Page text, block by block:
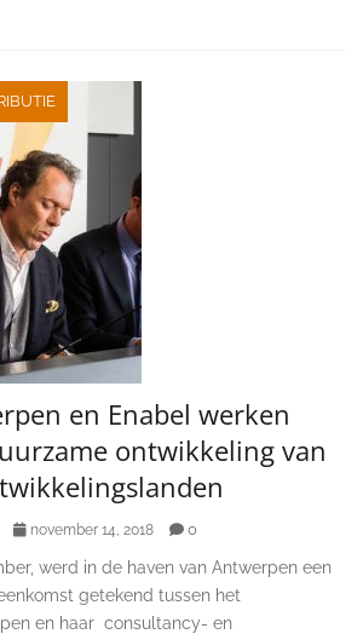
en Enabel werken
ontwikkeling van
november 14, 2018 0
werd in de haven van Antwerpen een
getekend tussen het
en haar consultancy- en